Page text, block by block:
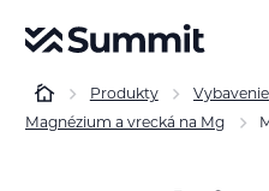
Produkty Vybavenie
Magnézium a vrecká na Mg